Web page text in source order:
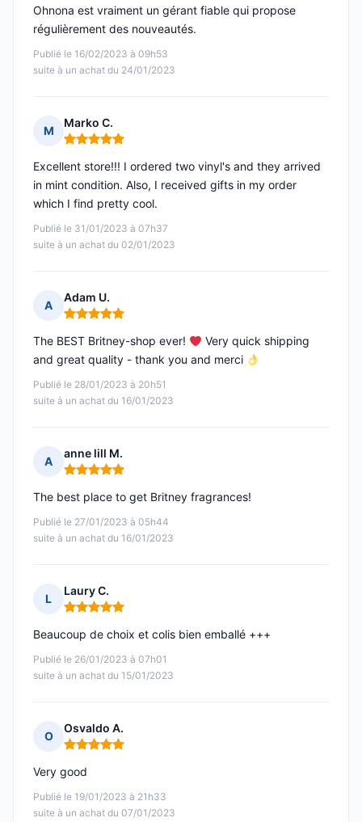
Publié le 16/02/2023 à 09h53
suite à un achat du 24/01/2023
Ohnona est vraiment un gérant fiable qui propose
régulièrement des nouveautés.
M
Marko C.
Note : 5 sur 5
Publié le 31/01/2023 à 07h37
suite à un achat du 02/01/2023
Excellent store!!! I ordered two vinyl's and they arrived
in mint condition. Also, I received gifts in my order
which I find pretty cool.
A
Adam U.
Note : 5 sur 5
Publié le 28/01/2023 à 20h51
suite à un achat du 16/01/2023
The BEST Britney-shop ever!
Very quick shipping
and great quality - thank you and merci
A
anne lill M.
Note : 5 sur 5
Publié le 27/01/2023 à 05h44
suite à un achat du 16/01/2023
The best place to get Britney fragrances!
L
Laury C.
Note : 5 sur 5
Publié le 26/01/2023 à 07h01
suite à un achat du 15/01/2023
Beaucoup de choix et colis bien emballé +++
O
Osvaldo A.
Note : 5 sur 5
Publié le 19/01/2023 à 21h33
suite à un achat du 07/01/2023
Very good